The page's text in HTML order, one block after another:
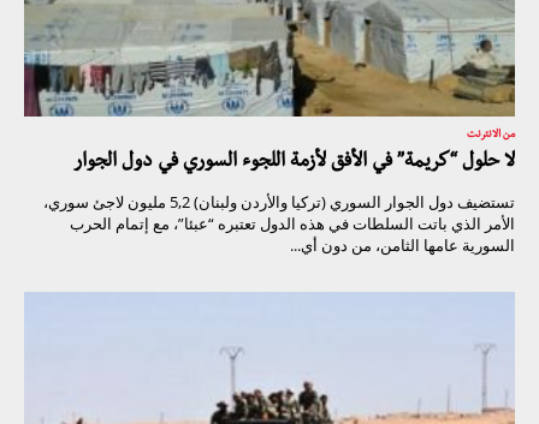
من الانترنت
لا حلول “كريمة” في الأفق لأزمة اللجوء السوري في دول الجوار
تستضيف دول الجوار السوري (تركيا والأردن ولبنان) 5,2 مليون لاجئ سوري،
الأمر الذي باتت السلطات في هذه الدول تعتبره “عبئا”، مع إتمام الحرب
السورية عامها الثامن، من دون أي...